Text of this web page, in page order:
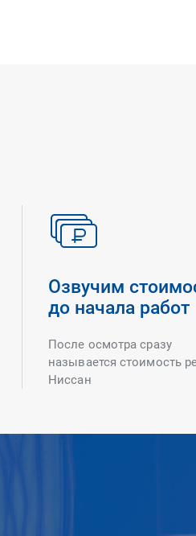
Озвучим
до начала работ
После осмотра сразу
называется стоимость
Ниссан